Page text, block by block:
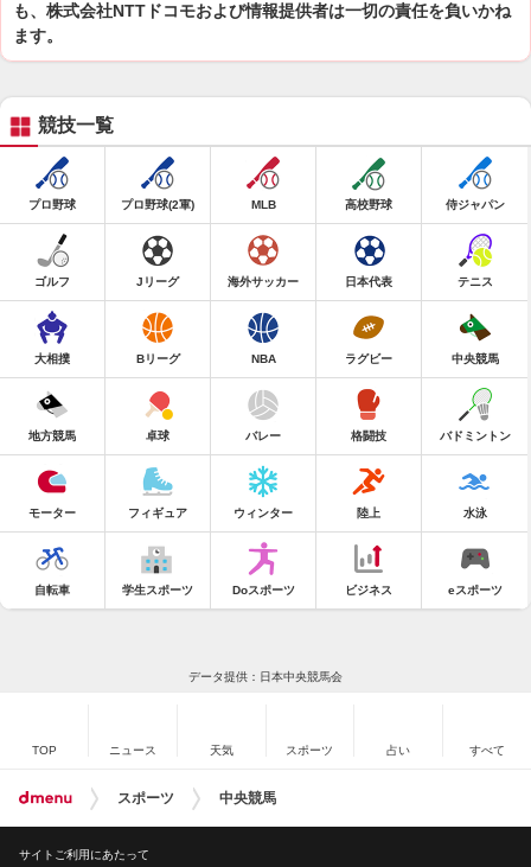
も、株式会社NTTドコモおよび情報提供者は一切の責任を負いかね
ます。
競技一覧
プロ野球 プロ野球(2軍) MLB 高校野球 侍ジャパン
ゴルフ Jリーグ 海外サッカー 日本代表 テニス
大相撲 Bリーグ NBA ラグビー 中央競馬
地方競馬 卓球 バレー 格闘技 バドミントン
モーター フィギュア ウィンター 陸上 水泳
自転車 学生スポーツ Doスポーツ ビジネス eスポーツ
データ提供：日本中央競馬会
TOP ニュース 天気 スポーツ 占い すべて
スポーツ 中央競馬
サイトご利用にあたって